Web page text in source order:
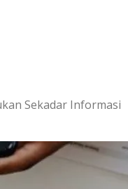
Sekadar Informasi